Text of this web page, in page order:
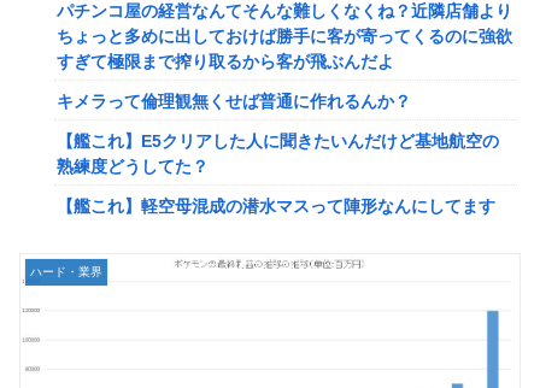
2ってサブの穴が空いてないダイハツ駆逐並べて 高速＋とか
してるとアホほど時間かかる？
【驚愕】ユーチューバー「撮影で使うから、この高級時計も
車もぜ～んぶ経費でタダ！ｗ」←まさかコレ本気にしてる奴
なんておらんよな？よな？w w w w w w w w w w w
【速報】へずまりゅうさん、完全に聖人の顔へ←これw w w
w w w w w
【緊急】爆美女「すみません。砲弾3つ持ってきました」警
パチンコ屋の経営なんてそんな難しくなくね？近隣店舗より
ちょっと多めに出しておけば勝手に客が寄ってくるのに強欲
すぎて極限まで搾り取るから客が飛ぶんだよ
キメラって倫理観無くせば普通に作れるんか？
【艦これ】E5クリアした人に聞きたいんだけど基地航空の
熟練度どうしてた？
【艦これ】軽空母混成の潜水マスって陣形なんにしてます
【画像】X女子「ガチでこういう彼氏欲しくて息できん」
ハード・業界